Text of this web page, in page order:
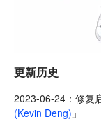
更新历史
2023-06-24：修复
(Kevin Deng) 」